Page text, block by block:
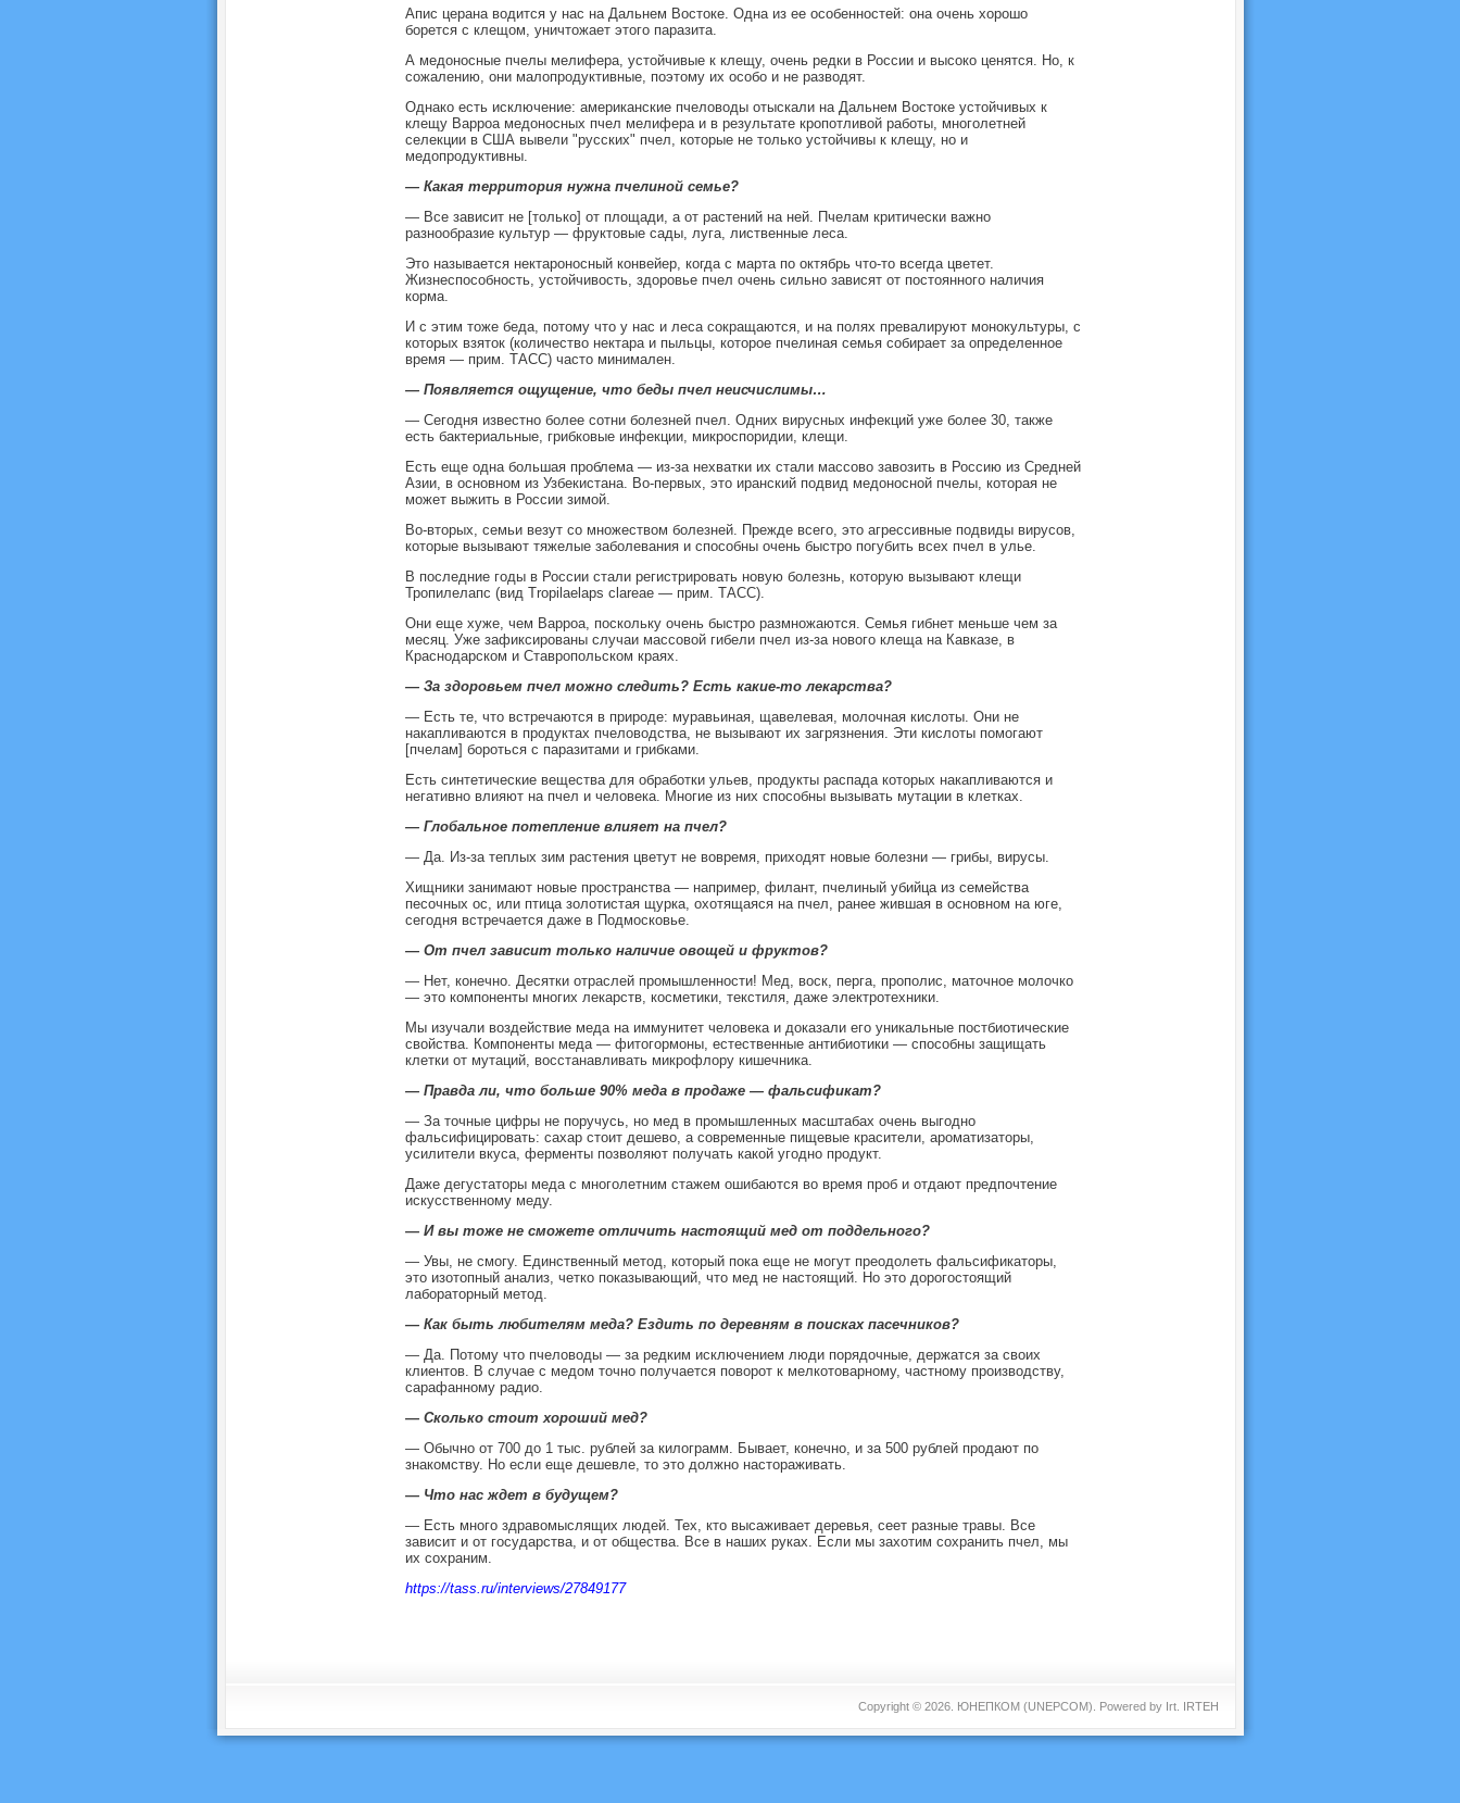
Апис церана водится у нас на Дальнем Востоке. Одна из ее особенностей: она очень хорошо
борется с клещом, уничтожает этого паразита.
А медоносные пчелы мелифера, устойчивые к клещу, очень редки в России и высоко ценятся. Но, к
сожалению, они малопродуктивные, поэтому их особо и не разводят.
Однако есть исключение: американские пчеловоды отыскали на Дальнем Востоке устойчивых к
клещу Варроа медоносных пчел мелифера и в результате кропотливой работы, многолетней
селекции в США вывели "русских" пчел, которые не только устойчивы к клещу, но и
медопродуктивны.
— Какая территория нужна пчелиной семье?
— Все зависит не [только] от площади, а от растений на ней. Пчелам критически важно
разнообразие культур — фруктовые сады, луга, лиственные леса.
Это называется нектароносный конвейер, когда с марта по октябрь что-то всегда цветет.
Жизнеспособность, устойчивость, здоровье пчел очень сильно зависят от постоянного наличия
корма.
И с этим тоже беда, потому что у нас и леса сокращаются, и на полях превалируют монокультуры, с
которых взяток (количество нектара и пыльцы, которое пчелиная семья собирает за определенное
время — прим. ТАСС) часто минимален.
— Появляется ощущение, что беды пчел неисчислимы…
— Сегодня известно более сотни болезней пчел. Одних вирусных инфекций уже более 30, также
есть бактериальные, грибковые инфекции, микроспоридии, клещи.
Есть еще одна большая проблема — из-за нехватки их стали массово завозить в Россию из Средней
Азии, в основном из Узбекистана. Во-первых, это иранский подвид медоносной пчелы, которая не
может выжить в России зимой.
Во-вторых, семьи везут со множеством болезней. Прежде всего, это агрессивные подвиды вирусов,
которые вызывают тяжелые заболевания и способны очень быстро погубить всех пчел в улье.
В последние годы в России стали регистрировать новую болезнь, которую вызывают клещи
Тропилелапс (вид Tropilaelaps clareae — прим. ТАСС).
Они еще хуже, чем Варроа, поскольку очень быстро размножаются. Семья гибнет меньше чем за
месяц. Уже зафиксированы случаи массовой гибели пчел из-за нового клеща на Кавказе, в
Краснодарском и Ставропольском краях.
— За здоровьем пчел можно следить? Есть какие-то лекарства?
— Есть те, что встречаются в природе: муравьиная, щавелевая, молочная кислоты. Они не
накапливаются в продуктах пчеловодства, не вызывают их загрязнения. Эти кислоты помогают
[пчелам] бороться с паразитами и грибками.
Есть синтетические вещества для обработки ульев, продукты распада которых накапливаются и
негативно влияют на пчел и человека. Многие из них способны вызывать мутации в клетках.
— Глобальное потепление влияет на пчел?
— Да. Из-за теплых зим растения цветут не вовремя, приходят новые болезни — грибы, вирусы.
Хищники занимают новые пространства — например, филант, пчелиный убийца из семейства
песочных ос, или птица золотистая щурка, охотящаяся на пчел, ранее жившая в основном на юге,
сегодня встречается даже в Подмосковье.
— От пчел зависит только наличие овощей и фруктов?
— Нет, конечно. Десятки отраслей промышленности! Мед, воск, перга, прополис, маточное молочко
— это компоненты многих лекарств, косметики, текстиля, даже электротехники.
Мы изучали воздействие меда на иммунитет человека и доказали его уникальные постбиотические
свойства. Компоненты меда — фитогормоны, естественные антибиотики — способны защищать
клетки от мутаций, восстанавливать микрофлору кишечника.
— Правда ли, что больше 90% меда в продаже — фальсификат?
— За точные цифры не поручусь, но мед в промышленных масштабах очень выгодно
фальсифицировать: сахар стоит дешево, а современные пищевые красители, ароматизаторы,
усилители вкуса, ферменты позволяют получать какой угодно продукт.
Даже дегустаторы меда с многолетним стажем ошибаются во время проб и отдают предпочтение
искусственному меду.
— И вы тоже не сможете отличить настоящий мед от поддельного?
— Увы, не смогу. Единственный метод, который пока еще не могут преодолеть фальсификаторы,
это изотопный анализ, четко показывающий, что мед не настоящий. Но это дорогостоящий
лабораторный метод.
— Как быть любителям меда? Ездить по деревням в поисках пасечников?
— Да. Потому что пчеловоды — за редким исключением люди порядочные, держатся за своих
клиентов. В случае с медом точно получается поворот к мелкотоварному, частному производству,
сарафанному радио.
— Сколько стоит хороший мед?
— Обычно от 700 до 1 тыс. рублей за килограмм. Бывает, конечно, и за 500 рублей продают по
знакомству. Но если еще дешевле, то это должно настораживать.
— Что нас ждет в будущем?
— Есть много здравомыслящих людей. Тех, кто высаживает деревья, сеет разные травы. Все
зависит и от государства, и от общества. Все в наших руках. Если мы захотим сохранить пчел, мы
их сохраним.
https://tass.ru/interviews/27849177
Copyright © 2026. ЮНЕПКОМ (UNEPCOM). Powered by Irt. IRTEH